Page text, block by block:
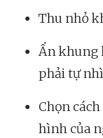
Thu nhỏ
Ẩn khung
phải tự
Chọn
hình của